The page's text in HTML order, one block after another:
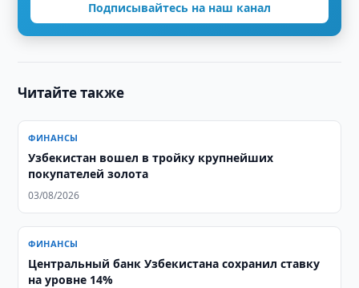
Подписывайтесь на наш канал
Читайте также
ФИНАНСЫ
Узбекистан вошел в тройку крупнейших
покупателей золота
03/08/2026
ФИНАНСЫ
Центральный банк Узбекистана сохранил ставку
на уровне 14%